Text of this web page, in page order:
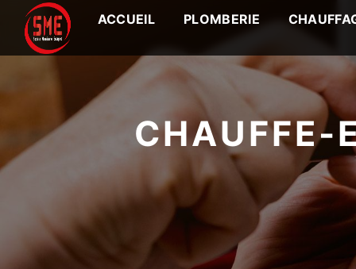
ACCUEIL PLOMBERIE
CHAUFFE-
Panneau de gestion des cookies